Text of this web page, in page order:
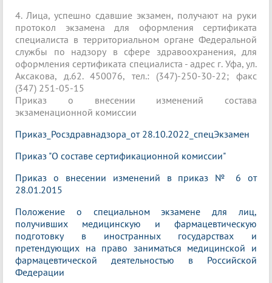
4. Лица, успешно сдавшие экзамен, получают на руки
протокол экзамена для оформления сертификата
специалиста в территориальном органе Федеральной
службы по надзору в сфере здравоохранения, для
оформления сертификата специалиста - адрес г. Уфа, ул.
Аксакова, д.62. 450076, тел.: (347)-250-30-22; факс
(347) 251-05-15
Приказ о внесении изменений состава
экзаменационной комиссии
Приказ_Росздравнадзора_от 28.10.2022_спецЭкзамен
Приказ "О составе сертификационной комиссии"
Приказ о внесении изменений в приказ № 6 от
28.01.2015
Положение о специальном экзамене для лиц,
получивших медицинскую и фармацевтическую
подготовку в иностранных государствах и
претендующих на право заниматься медицинской и
фармацевтической деятельностью в Российской
Федерации